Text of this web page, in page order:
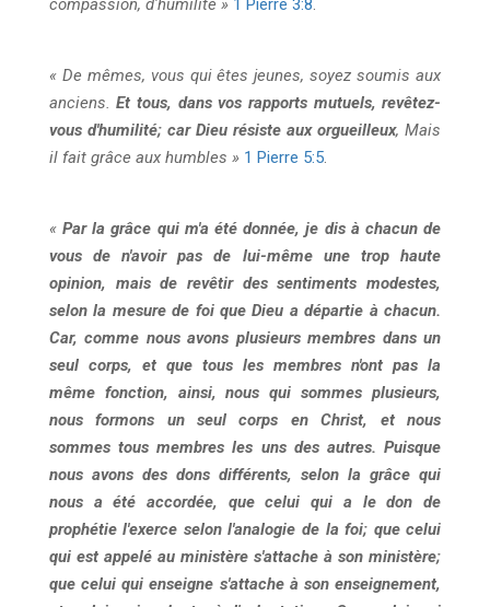
compassion, d'humilité » 1 Pierre 3:8.
« De mêmes, vous qui êtes jeunes, soyez soumis aux
anciens.Et tous, dans vos rapports mutuels, revêtez-
vous d'humilité; car Dieu résiste aux orgueilleux, Mais
il fait grâce aux humbles » 1 Pierre 5:5.
« Par la grâce qui m'a été donnée, je dis à chacun de
vous de n'avoir pas de lui-même une trop haute
opinion, mais de revêtir des sentiments modestes,
selon la mesure de foi que Dieu a départie à chacun.
Car, comme nous avons plusieurs membres dans un
seul corps, et que tous les membres n'ont pas la
même fonction, ainsi, nous qui sommes plusieurs,
nous formons un seul corps en Christ, et nous
sommes tous membres les uns des autres. Puisque
nous avons des dons différents, selon la grâce qui
nous a été accordée, que celui qui a le don de
prophétie l'exerce selon l'analogie de la foi; que celui
qui est appelé au ministère s'attache à son ministère;
que celui qui enseigne s'attache à son enseignement,